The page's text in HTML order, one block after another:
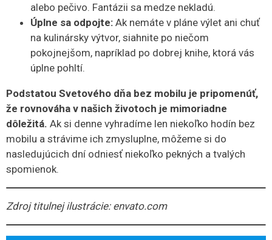
alebo pečivo. Fantázii sa medze nekladú.
Úplne sa odpojte: Ak nemáte v pláne výlet ani chuť
na kulinársky výtvor, siahnite po niečom
pokojnejšom, napríklad po dobrej knihe, ktorá vás
úplne pohltí.
Podstatou Svetového dňa bez mobilu je pripomenúť,
že rovnováha v našich životoch je mimoriadne
dôležitá. Ak si denne vyhradíme len niekoľko hodín bez
mobilu a strávime ich zmysluplne, môžeme si do
nasledujúcich dní odniesť niekoľko pekných a tvalých
spomienok.
Zdroj titulnej ilustrácie: envato.com